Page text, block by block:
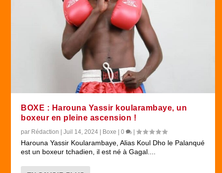
BOXE : Harouna Yassir koularambaye, un
boxeur en pleine ascension !
par Rédaction |Juil 14, 2024 | Boxe |0 |
Harouna Yassir Koularambaye, Alias Koul Dho le Palanqué
est un boxeur tchadien, il est né à Gagal....